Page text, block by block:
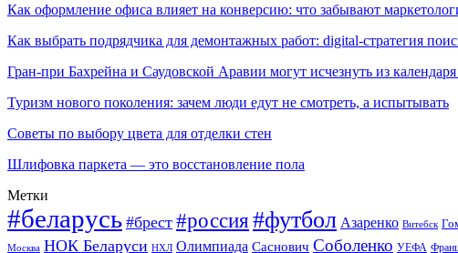
Как оформление офиса влияет на конверсию: что забывают
Как выбрать подрядчика для демонтажных работ: digital-стратегия
Гран-при Бахрейна и Саудовской Аравии могут исчезнуть из
Туризм нового поколения: зачем люди едут не смотреть, а испытывать
Советы по выбору цвета для отделки стен
Шлифовка паркета — это восстановление пола
Метки
#беларусь #брест #россия#футбол Азаренко Витебск
Москва НОК Беларуси НХЛ Олимпиада Саснович Соболенко УЕФА